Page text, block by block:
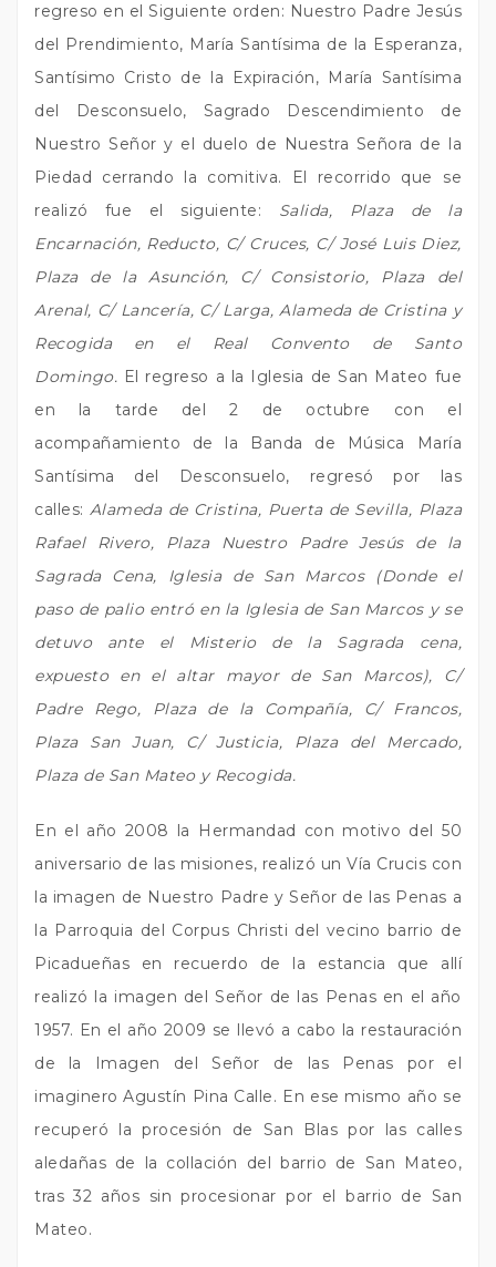
regreso en el Siguiente orden: Nuestro Padre Jesús
del Prendimiento, María Santísima de la Esperanza,
Santísimo Cristo de la Expiración, María Santísima
del Desconsuelo, Sagrado Descendimiento de
Nuestro Señor y el duelo de Nuestra Señora de la
Piedad cerrando la comitiva. El recorrido que se
realizó fue el siguiente: Salida, Plaza de la
Encarnación, Reducto, C/ Cruces, C/ José Luis Diez,
Plaza de la Asunción, C/ Consistorio, Plaza del
Arenal, C/ Lancería, C/ Larga, Alameda de Cristina y
Recogida en el Real Convento de Santo
Domingo. El regreso a la Iglesia de San Mateo fue
en la tarde del 2 de octubre con el
acompañamiento de la Banda de Música María
Santísima del Desconsuelo, regresó por las
calles: Alameda de Cristina, Puerta de Sevilla, Plaza
Rafael Rivero, Plaza Nuestro Padre Jesús de la
Sagrada Cena, Iglesia de San Marcos (Donde el
paso de palio entró en la Iglesia de San Marcos y se
detuvo ante el Misterio de la Sagrada cena,
expuesto en el altar mayor de San Marcos), C/
Padre Rego, Plaza de la Compañía, C/ Francos,
Plaza San Juan, C/ Justicia, Plaza del Mercado,
Plaza de San Mateo y Recogida.
En el año 2008 la Hermandad con motivo del 50
aniversario de las misiones, realizó un Vía Crucis con
la imagen de Nuestro Padre y Señor de las Penas a
la Parroquia del Corpus Christi del vecino barrio de
Picadueñas en recuerdo de la estancia que allí
realizó la imagen del Señor de las Penas en el año
1957. En el año 2009 se llevó a cabo la restauración
de la Imagen del Señor de las Penas por el
imaginero Agustín Pina Calle. En ese mismo año se
recuperó la procesión de San Blas por las calles
aledañas de la collación del barrio de San Mateo,
tras 32 años sin procesionar por el barrio de San
Mateo.